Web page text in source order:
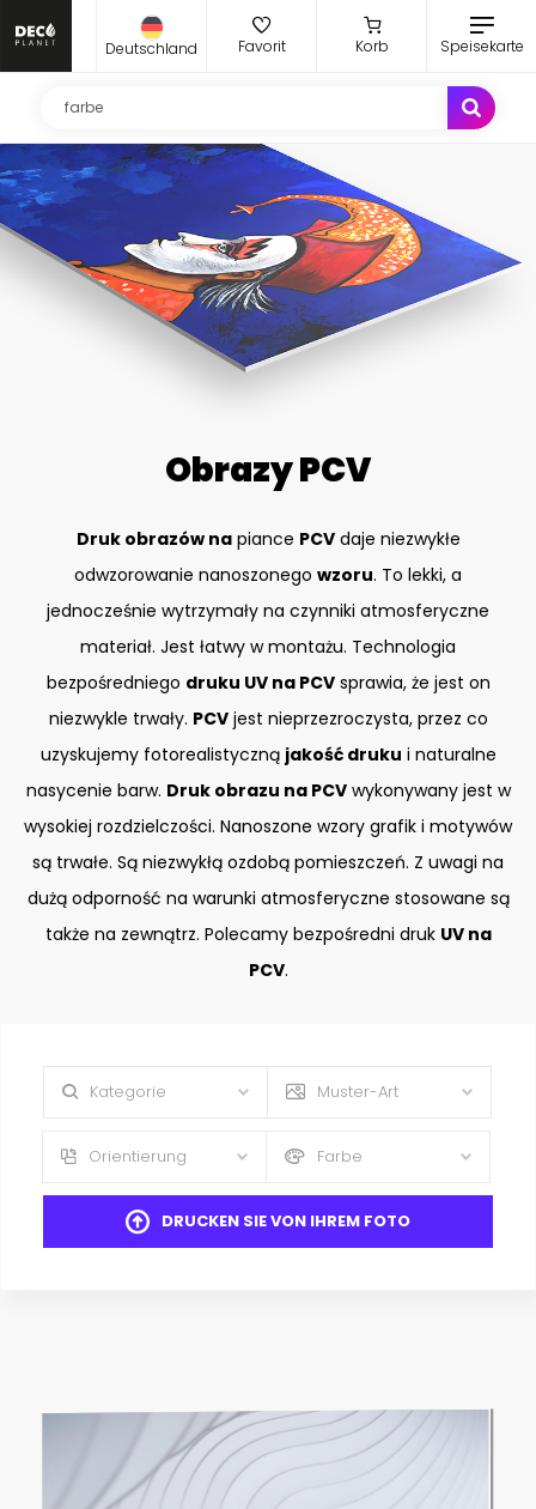
Deutschland Favorit Korb Speisekarte
Obrazy PCV
Druk obrazów napiance PCVdaje niezwykłe
odwzorowanie nanoszonego wzoru. To lekki, a
jednocześnie wytrzymały na czynniki atmosferyczne
materiał. Jest łatwy w montażu. Technologia
bezpośredniego druku UV na PCVsprawia, że jest on
niezwykle trwały. PCVjest nieprzezroczysta, przez co
uzyskujemy fotorealistyczną jakość druku i naturalne
nasycenie barw. Druk obrazu na PCVwykonywany jest w
wysokiej rozdzielczości. Nanoszone wzory grafik i motywów
są trwałe. Są niezwykłą ozdobą pomieszczeń. Z uwagi na
dużą odporność na warunki atmosferyczne stosowane są
także na zewnątrz. Polecamy bezpośredni druk UV na
PCV.
Kategorie Muster-Art
Orientierung Farbe
DRUCKEN SIE VON IHREM FOTO